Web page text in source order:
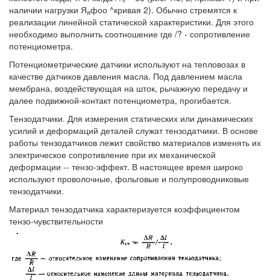
наличии нагрузки Яяфоо ^кривая 2). Обычно стремятся к
реализации линейной статической характеристики. Для этого
необходимо выполнить соотношение где /? - сопротивление
потенциометра.
Потенциометрические датчики используют на тепловозах в
качестве датчиков давления масла. Под давлением масла
мембрана, воздействующая на шток, рычажную передачу и
далее подвижной-контакт потенциометра, прогибается.
Тензодатчики. Для измерения статических или динамических
усилий и деформаций деталей служат тензодатчики. В основе
работы тензодатчиков лежит свойство материалов изменять их
электрическое сопротивление при их механической
деформации -- тензо-эффект. В настоящее время широко
используют проволочные, фольговые и полупроводниковые
тензодатчики.
Материал тензодатчика характеризуется коэффициентом
тензо-чувствительности